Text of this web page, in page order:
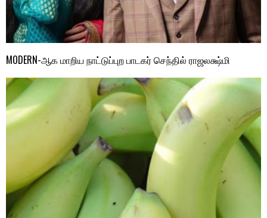
MODERN-ஆக மாறிய நாட்டுப்புற பாடகர் செந்தில் ராஜலக்ஷ்மி